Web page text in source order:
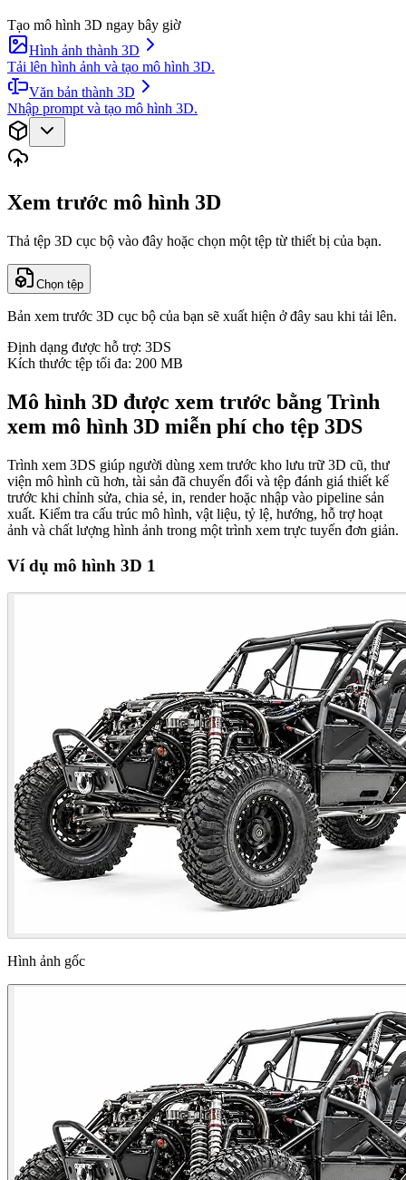
Tạo mô hình 3D ngay bây giờ
Hình ảnh thành 3D
Tải lên hình ảnh và tạo mô hình 3D.
Văn bản thành 3D
Nhập prompt và tạo mô hình 3D.
Xem trước mô hình 3D
Thả tệp 3D cục bộ vào đây hoặc chọn một tệp từ thiết bị của bạn.
Chọn tệp
Bản xem trước 3D cục bộ của bạn sẽ xuất hiện ở đây sau khi tải lên.
Định dạng được hỗ trợ: 3DS
Kích thước tệp tối đa: 200 MB
Mô hình 3D được xem trước bằng Trình
xem mô hình 3D miễn phí cho tệp 3DS
Trình xem 3DS giúp người dùng xem trước kho lưu trữ 3D cũ, thư
viện mô hình cũ hơn, tài sản đã chuyển đổi và tệp đánh giá thiết kế
trước khi chỉnh sửa, chia sẻ, in, render hoặc nhập vào pipeline sản
xuất. Kiểm tra cấu trúc mô hình, vật liệu, tỷ lệ, hướng, hỗ trợ hoạt
ảnh và chất lượng hình ảnh trong một trình xem trực tuyến đơn giản.
Ví dụ mô hình 3D 1
Hình ảnh gốc